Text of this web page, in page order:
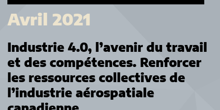
Avril 2021
Industrie 4.0, l’avenir du travail
et des compétences. Renforcer
les ressources collectives de
l’industrie aérospatiale